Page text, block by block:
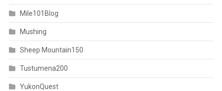
Mile101Blog
Mushing
Sheep Mountain150
Tustumena200
YukonQuest